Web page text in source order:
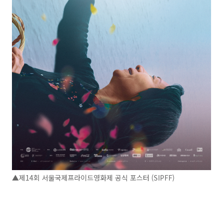
▲제14회 서울국제프라이드영화제 공식 포스터 (SIPFF)